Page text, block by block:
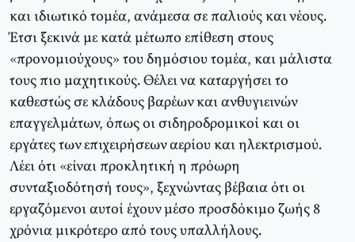
και ιδιωτικό τομέα, ανάμεσα σε παλιούς και νέους.
Έτσι ξεκινά με κατά μέτωπο επίθεση στους
«προνομιούχους» του δημόσιου τομέα, και μάλιστα
τους πιο μαχητικούς. Θέλει να καταργήσει το
καθεστώς σε κλάδους βαρέων και ανθυγιεινών
επαγγελμάτων, όπως οι σιδηροδρομικοί και οι
εργάτες των επιχειρήσεων αερίου και ηλεκτρισμού.
Λέει ότι «είναι προκλητική η πρόωρη
συνταξιοδότησή τους», ξεχνώντας βέβαια ότι οι
εργαζόμενοι αυτοί έχουν μέσο προσδόκιμο ζωής 8
χρόνια μικρότερο από τους υπαλλήλους.